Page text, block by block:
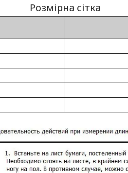
Розмірна сітка